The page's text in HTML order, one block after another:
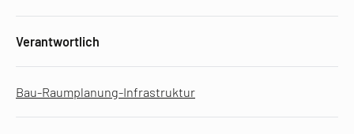
Verantwortlich
Bau-Raumplanung-Infrastruktur